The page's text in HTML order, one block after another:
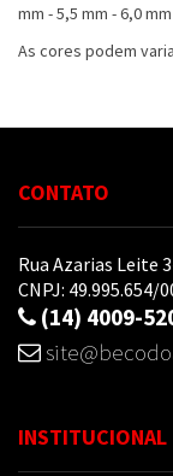
mm - 5,5 mm - 6,0
As cores podem
CONTATO
Rua Azarias Leite
CNPJ: 49.995.654/
(14) 4009-
INSTITUCIONAL